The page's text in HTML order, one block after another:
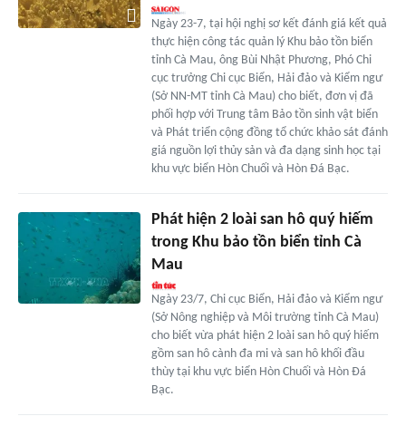
Ngày 23-7, tại hội nghị sơ kết đánh giá kết quả
thực hiện công tác quản lý Khu bảo tồn biển
tỉnh Cà Mau, ông Bùi Nhật Phương, Phó Chi
cục trưởng Chi cục Biển, Hải đảo và Kiểm ngư
(Sở NN-MT tỉnh Cà Mau) cho biết, đơn vị đã
phối hợp với Trung tâm Bảo tồn sinh vật biển
và Phát triển cộng đồng tổ chức khảo sát đánh
giá nguồn lợi thủy sản và đa dạng sinh học tại
khu vực biển Hòn Chuối và Hòn Đá Bạc.
Phát hiện 2 loài san hô quý hiếm
trong Khu bảo tồn biển tỉnh Cà
Mau
Ngày 23/7, Chi cục Biển, Hải đảo và Kiểm ngư
(Sở Nông nghiệp và Môi trường tỉnh Cà Mau)
cho biết vừa phát hiện 2 loài san hô quý hiếm
gồm san hô cành đa mi và san hô khối đầu
thùy tại khu vực biển Hòn Chuối và Hòn Đá
Bạc.